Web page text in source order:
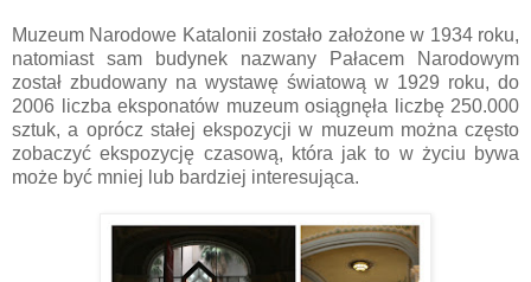
Muzeum Narodowe Katalonii zostało założone w 1934 roku,
natomiast sam budynek nazwany Pałacem Narodowym
został zbudowany na wystawę światową w 1929 roku, do
2006 liczba eksponatów muzeum osiągnęła liczbę 250.000
sztuk, a oprócz stałej ekspozycji w muzeum można często
zobaczyć ekspozycję czasową, która jak to w życiu bywa
może być mniej lub bardziej interesująca.